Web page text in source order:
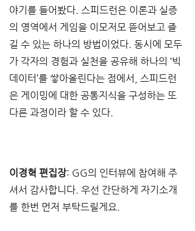
야기를 들어봤다. 스피드런은 이론과 실증
의 영역에서 게임을 이모저모 뜯어보고 즐
길 수 있는 하나의 방법이었다. 동시에 모두
가 각자의 경험과 실천을 공유해 하나의 ‘빅
데이터’를 쌓아올린다는 점에서, 스피드런
은 게이밍에 대한 공통지식을 구성하는 또
다른 과정이라 할 수 있다.
이경혁 편집장: GG의 인터뷰에 참여해 주
셔서 감사합니다. 우선 간단하게 자기소개
를 한번 먼저 부탁드릴게요.